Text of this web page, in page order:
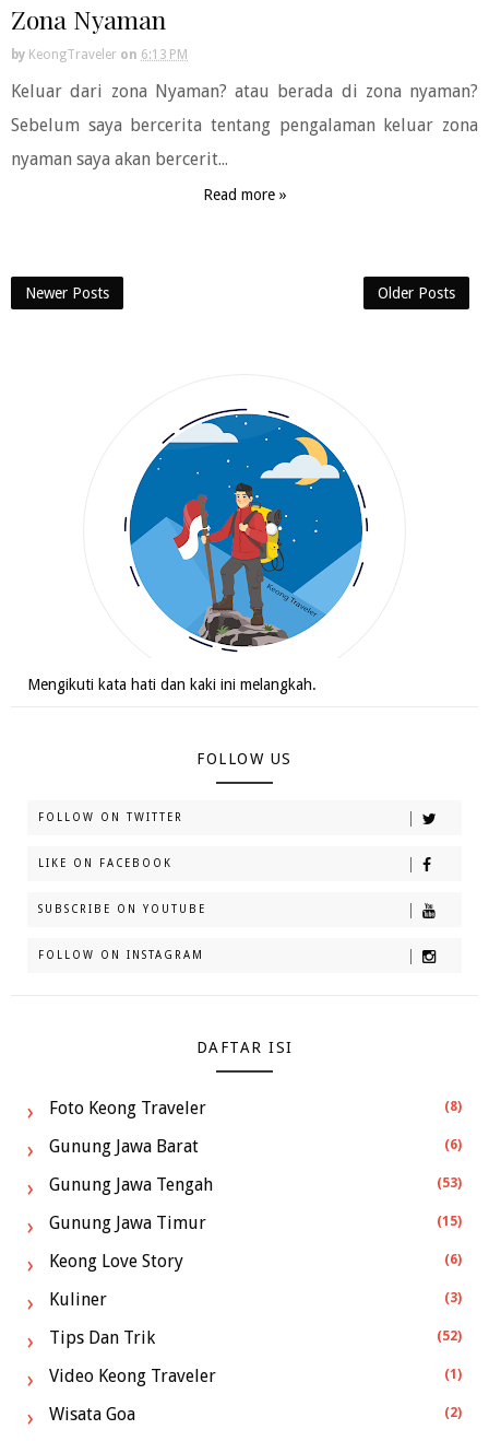
Zona Nyaman
by KeongTraveler on 6:13 PM
Keluar dari zona Nyaman? atau berada di zona nyaman?
Sebelum saya bercerita tentang pengalaman keluar zona
nyaman saya akan bercerit...
Read more »
Newer Posts Older Posts
Mengikuti kata hati dan kaki ini melangkah.
FOLLOW US
FOLLOW ON TWITTER
LIKE ON FACEBOOK
SUBSCRIBE ON YOUTUBE
FOLLOW ON INSTAGRAM
DAFTAR ISI
Foto Keong Traveler (8)
Gunung Jawa Barat (6)
Gunung Jawa Tengah (53)
Gunung Jawa Timur (15)
Keong Love Story (6)
Kuliner (3)
Tips Dan Trik (52)
Video Keong Traveler (1)
Wisata Goa (2)